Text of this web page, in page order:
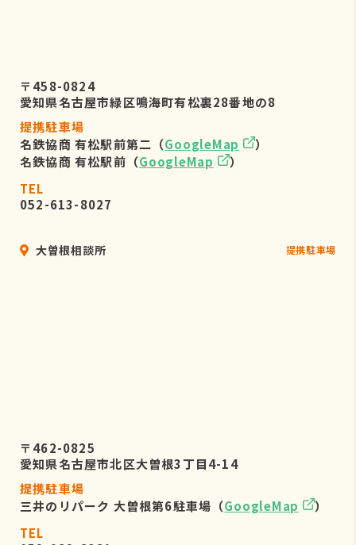
〒458-0824
愛知県名古屋市緑区鳴海町有松裏28番地の8
提携駐車場
名鉄協商 有松駅前第二（GoogleMap
）
名鉄協商 有松駅前（GoogleMap
）
TEL
052-613-8027
大曽根相談所 提携駐車場
〒462-0825
愛知県名古屋市北区大曽根3丁目4-14
提携駐車場
三井のリパーク 大曽根第6駐車場（GoogleMap
）
TEL